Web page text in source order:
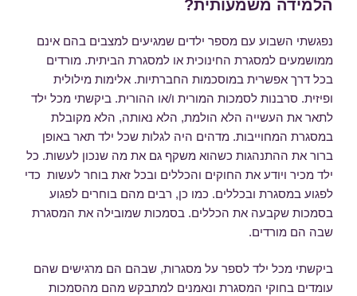
הלמידה משמעותית?
נפגשתי השבוע עם מספר ילדים שמגיעים למצבים בהם אינם
ממושמעים למסגרת החינוכית או למסגרת הביתית. מורדים
בכל דרך אפשרית במוסכמות החברתיות. אלימות מילולית
ופיזית. סרבנות לסמכות המורית ו/או ההורית. ביקשתי מכל ילד
לתאר את העשייה הלא הולמת, הלא נאותה, הלא מקובלת
במסגרת המחוייבות. מדהים היה לגלות שכל ילד תאר באופן
ברור את ההתנהגות כשהוא משקף גם את מה שנכון לעשות. כל
ילד מכיר ויודע את החוקים והכללים ובכל זאת בוחר לעשות כדי
לפגוע במסגרת ובכללים. כמו כן, רבים מהם בוחרים לפגוע
בסמכות שקבעה את הכללים. בסמכות שמובילה את המסגרת
שבה הם מורדים.
ביקשתי מכל ילד לספר על מסגרות, שבהם הם מרגישים שהם
עומדים בחוקי המסגרת ונאמנים למתבקש מהם מהסמכות